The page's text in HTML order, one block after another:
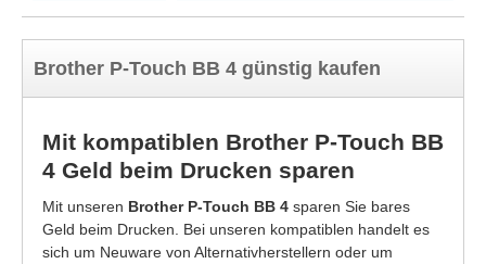
Brother P-Touch BB 4 günstig kaufen
Mit kompatiblen Brother P-Touch BB
4 Geld beim Drucken sparen
Mit unseren Brother P-Touch BB 4 sparen Sie bares
Geld beim Drucken. Bei unseren kompatiblen handelt es
sich um Neuware von Alternativherstellern oder um